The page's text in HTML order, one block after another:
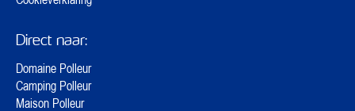
Direct naar:
Domaine Polleur
Camping Polleur
Maison Polleur